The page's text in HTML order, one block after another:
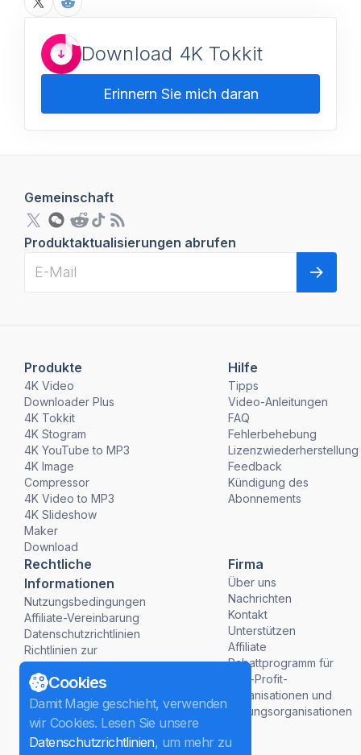
Download 4K Tokkit
Erinnern Sie mich daran
Produkte
4K Video
Downloader Plus
4K Tokkit
4K Stogram
4K YouTube to MP3
4K Image
Compressor
4K Video to MP3
4K Slideshow
Maker
Download
Hilfe
Tipps
Video-Anleitungen
FAQ
Fehlerbehebung
Lizenzwiederherstellung
Feedback
Kündigung des
Abonnements
Rechtliche
Informationen
Nutzungsbedingungen
Affiliate-Vereinbarung
Datenschutzrichtlinien
Richtlinien zur
Rückerstattung
Firma
Über uns
Nachrichten
Kontakt
Unterstützen
Affiliate
Rabattprogramm für
Non-Profit-
Organisationen und
Bildungsorganisationen
Gemeinschaft
Produktaktualisierungen abrufen
Cookies
Damit Magie geschieht, verwenden
wir Cookies. Lesen Sie unsere
Datenschutzrichtlinien, um mehr zu